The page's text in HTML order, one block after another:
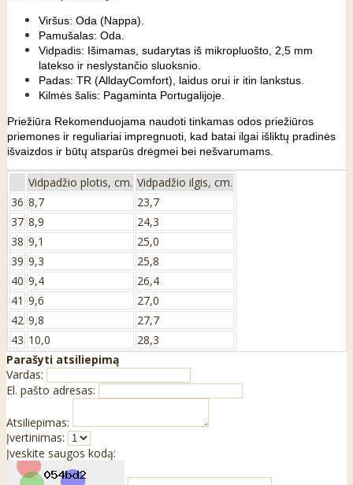
Viršus: Oda (Nappa).
Pamušalas: Oda.
Vidpadis: Išimamas, sudarytas iš mikropluošto, 2,5 mm
latekso ir neslystančio sluoksnio.
Padas: TR (AlldayComfort), laidus orui ir itin lankstus.
Kilmės šalis: Pagaminta Portugalijoje.
Priežiūra Rekomenduojama naudoti tinkamas odos priežiūros
priemones ir reguliariai impregnuoti, kad batai ilgai išliktų pradinės
išvaizdos ir būtų atsparūs drėgmei bei nešvarumams.
Vidpadžio plotis, cm. Vidpadžio ilgis, cm.
36 8,7
23,7
37 8,9
24,3
38 9,1
25,0
39 9,3
25,8
40 9,4
26,4
41 9,6
27,0
42 9,8
27,7
43 10,0
28,3
Parašyti atsiliepimą
Vardas:
El. pašto adresas:
Atsiliepimas:
Įvertinimas:
Įveskite saugos kodą: